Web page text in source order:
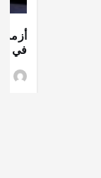
أزمة
في